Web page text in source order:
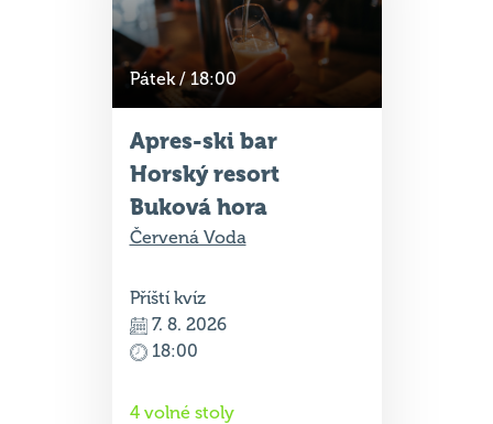
Pátek / 18:00
Apres-ski bar
Horský resort
Buková hora
Červená Voda
Příští kvíz
7. 8. 2026
18:00
4 volné stoly